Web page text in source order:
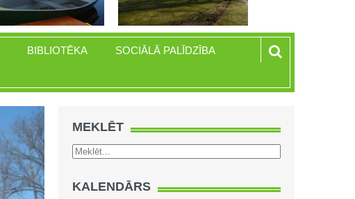
BIBLIOTĒKA SOCIĀLĀ PALĪDZĪBA
MEKLĒT
KALENDĀRS